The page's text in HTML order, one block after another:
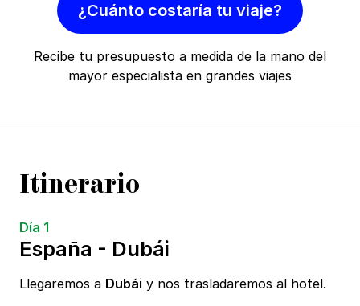
¿Cuánto costaría tu viaje?
Recibe tu presupuesto a medida de la mano del
mayor especialista en grandes viajes
Itinerario
Día 1
España - Dubái
Llegaremos a Dubái y nos trasladaremos al hotel.